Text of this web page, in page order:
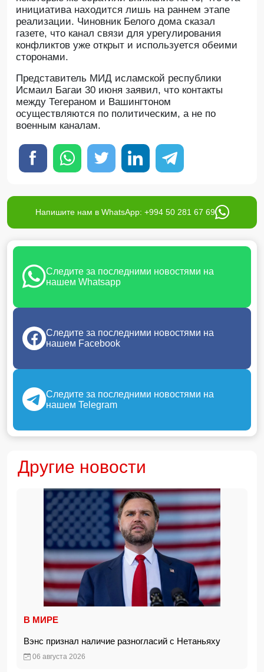
инициатива находится лишь на раннем этапе
реализации. Чиновник Белого дома сказал
газете, что канал связи для урегулирования
конфликтов уже открыт и используется обеими
сторонами.
Представитель МИД исламской республики
Исмаил Багаи 30 июня заявил, что контакты
между Тегераном и Вашингтоном
осуществляются по политическим, а не по
военным каналам.
Напишите нам в WhatsApp: +994 50 281 67 69
Следите за последними новостями на
нашем Whatsapp
Следите за последними новостями на
нашем Facebook
Следите за последними новостями на
нашем Telegram
Другие новости
В МИРЕ
Вэнс признал наличие разногласий с Нетаньяху
06 августа 2026